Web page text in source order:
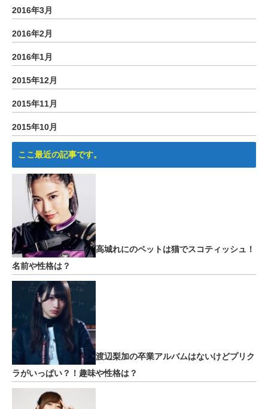
2016年3月
2016年2月
2016年1月
2015年12月
2015年11月
2015年10月
ここ最近の記事です。
高城れにのペットは猫でスコティッシュ！
名前や性格は？
渡辺梨加の卒業アルバムはないけどプリク
ラがいっぱい？！趣味や性格は？